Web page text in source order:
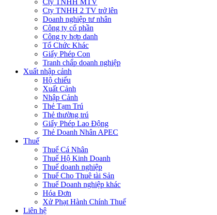
Cty TNHH MTV
Cty TNHH 2 TV trở lên
Doanh nghiệp tư nhân
Công ty cổ phần
Công ty hợp danh
Tổ Chức Khác
Giấy Phép Con
Tranh chấp doanh nghiệp
Xuất nhập cảnh
Hộ chiếu
Xuất Cảnh
Nhập Cảnh
Thẻ Tạm Trú
Thẻ thường trú
Giấy Phép Lao Động
Thẻ Doanh Nhân APEC
Thuế
Thuế Cá Nhân
Thuế Hộ Kinh Doanh
Thuế doanh nghiệp
Thuế Cho Thuê tài Sản
Thuế Doanh nghiệp khác
Hóa Đơn
Xử Phạt Hành Chính Thuế
Liên hệ